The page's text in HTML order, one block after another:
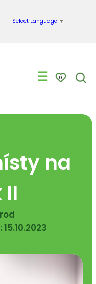
Select Language ▼
☰ 0
na